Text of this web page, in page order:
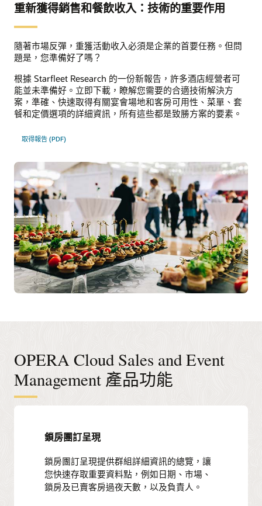
重新獲得銷售和餐飲收入：技術的重要作用
隨著市場反彈，重獲活動收入必須是企業的首要任務。但問
題是，您準備好了嗎？
根據 Starfleet Research 的一份新報告，許多酒店經營者可
能並未準備好。立即下載，瞭解您需要的合適技術解決方
案，準確、快速取得有關宴會場地和客房可用性、菜單、套
餐和定價選項的詳細資訊，所有這些都是致勝方案的要素。
取得報告 (PDF)
OPERA Cloud Sales and Event
Management 產品功能
鎖房團訂呈現
鎖房團訂呈現提供群組詳細資訊的總覽，讓
您快速存取重要資料點，例如日期、市場、
鎖房及已賣客房過夜天數，以及負責人。